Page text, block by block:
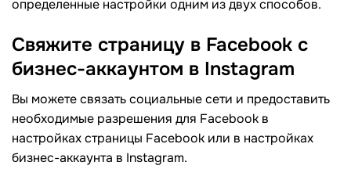
определенные настройки одним из двух способов.
Свяжите страницу в Facebook с
бизнес-аккаунтом в Instagram
Вы можете связать социальные сети и предоставить
необходимые разрешения для Facebook в
настройках страницы Facebook или в настройках
бизнес-аккаунта в Instagram.